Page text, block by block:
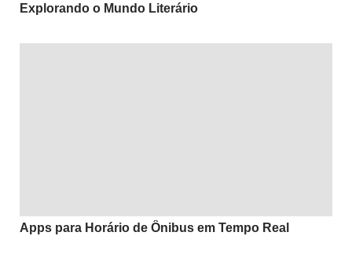
Explorando o Mundo Literário
Apps para Horário de Ônibus em Tempo Real